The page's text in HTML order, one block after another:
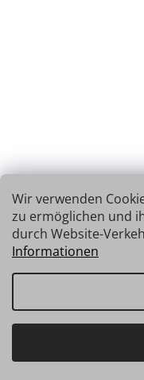
Wir verwenden
zu ermöglichen und
durch Website-
Informationen
Haben Sie Fragen? Wir